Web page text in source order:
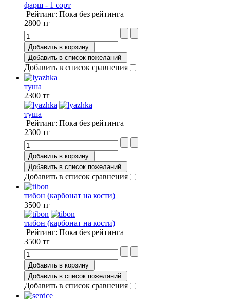
фарш - 1 сорт
Рейтинг: Пока без рейтинга
2800 тг
Добавить в корзину
Добавить в список пожеланий
Добавить в список сравнения
туша
2300 тг
туша
Рейтинг: Пока без рейтинга
2300 тг
Добавить в корзину
Добавить в список пожеланий
Добавить в список сравнения
тибон (карбонат на кости)
3500 тг
тибон (карбонат на кости)
Рейтинг: Пока без рейтинга
3500 тг
Добавить в корзину
Добавить в список пожеланий
Добавить в список сравнения